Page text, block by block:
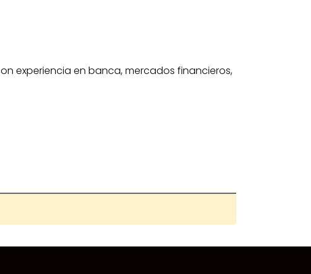
experiencia en banca, mercados financieros,